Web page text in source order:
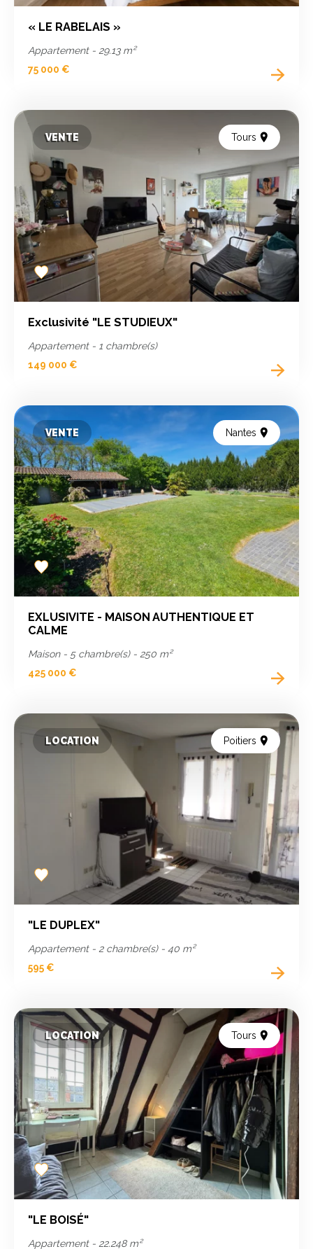
« LE RABELAIS »
Appartement - 29.13 m²
75 000 €
VENTE Tours
Add
to
favorites
Exclusivité "LE STUDIEUX"
Appartement - 1 chambre(s)
149 000 €
VENTE Nantes
Add
to
favorites
EXLUSIVITE - MAISON AUTHENTIQUE ET
CALME
Maison - 5 chambre(s) - 250 m²
425 000 €
LOCATION Poitiers
Add
to
"LE DUPLEX"
Appartement - 2 chambre(s) - 40 m²
595 €
LOCATION Tours
Add
to
favorites
"LE BOISÉ"
Appartement - 22.248 m²